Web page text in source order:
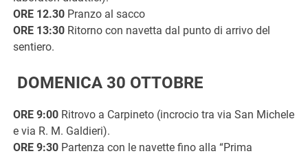
ORE 12.30 Pranzo al sacco
ORE 13:30 Ritorno con navetta dal punto di arrivo del
sentiero.
DOMENICA 30 OTTOBRE
ORE 9:00 Ritrovo a Carpineto (incrocio tra via San Michele
e via R. M. Galdieri).
ORE 9:30 Partenza con le navette fino alla “Prima